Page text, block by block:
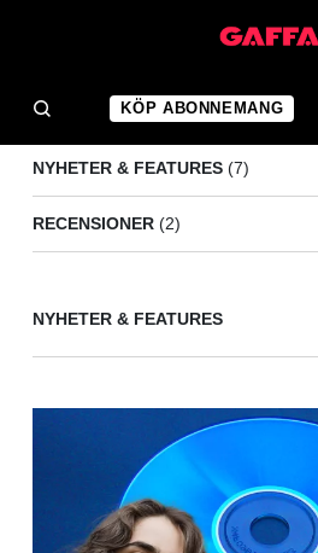
KÖP ABONNEMANG
NYHETER & FEATURES (7)
RECENSIONER (2)
NYHETER & FEATURES